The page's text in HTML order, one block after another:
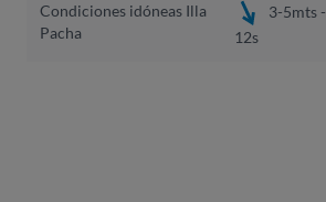
Condiciones idóneas Illa
Pacha
3-5mts -
12s